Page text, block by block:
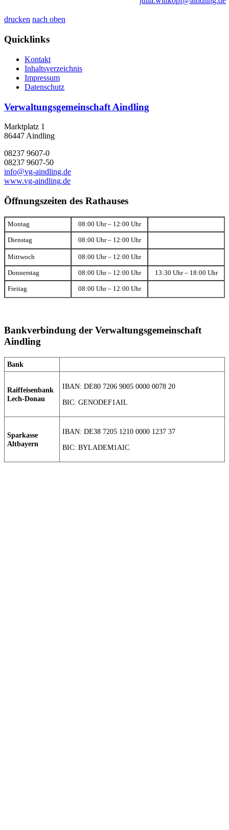
drucken nach oben
Quicklinks
Kontakt
Inhaltsverzeichnis
Impressum
Datenschutz
Verwaltungsgemeinschaft Aindling
Marktplatz 1
86447 Aindling
08237 9607-0
08237 9607-50
info@vg-aindling.de
www.vg-aindling.de
Öffnungszeiten des Rathauses
Montag 08:00 Uhr – 12:00 Uhr
Dienstag 08:00 Uhr – 12:00 Uhr
Mittwoch 08:00 Uhr – 12:00 Uhr
Donnerstag 08:00 Uhr – 12:00 Uhr 13:30 Uhr – 18:00 Uhr
Freitag 08:00 Uhr – 12:00 Uhr
Bankverbindung der Verwaltungsgemeinschaft
Aindling
Bank
Raiffeisenbank
Lech-Donau
IBAN: DE80 7206 9005 0000 0078 20
BIC: GENODEF1AIL
Sparkasse
Altbayern
IBAN: DE38 7205 1210 0000 1237 37
BIC: BYLADEM1AIC